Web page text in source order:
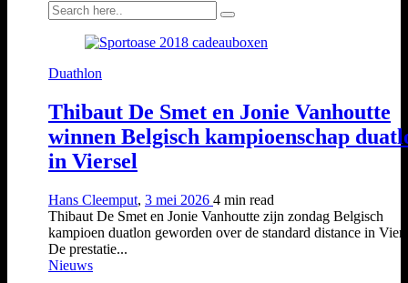
Duathlon
Thibaut De Smet en Jonie Vanhoutte
winnen Belgisch kampioenschap
in Viersel
Hans Cleemput, 3 mei 2026 4 min read
Thibaut De Smet en Jonie Vanhoutte zijn zondag Belgisch
kampioen duatlon geworden over de standard distance in
De prestatie...
Nieuws